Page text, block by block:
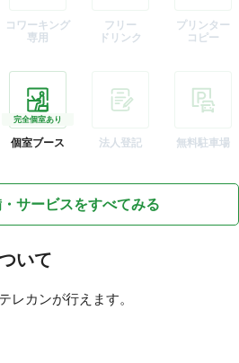
コワーキング
専用
フリー
ドリンク
プリンター
コピー
個室ブース
完全個室あり
法人登記 無料駐車場
サービスをすべてみる
いて
レカンが行えます。